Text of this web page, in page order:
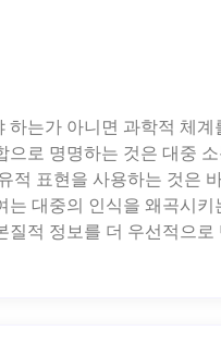
하는가 아니면 과학적 체계
으로 명명하는 것은 대중
적 표현을 사용하는 것은
는 대중의 인식을 왜곡시키